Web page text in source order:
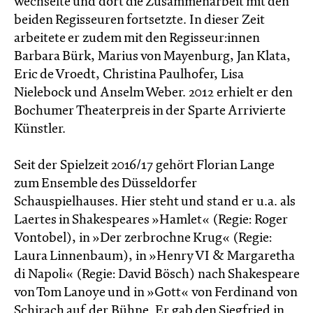
beiden Regisseuren fortsetzte. In dieser Zeit
arbeitete er zudem mit den Regisseur:innen
Barbara Bürk, Marius von Mayenburg, Jan Klata,
Eric de Vroedt, Christina Paulhofer, Lisa
Nielebock und Anselm Weber. 2012 erhielt er den
Bochumer Theaterpreis in der Sparte Arrivierte
Künstler.
Seit der Spielzeit 2016/17 gehört Florian Lange
zum Ensemble des Düsseldorfer
Schauspielhauses. Hier steht und stand er u.a. als
Laertes in Shakespeares »Hamlet« (Regie: Roger
Vontobel), in »Der zerbrochne Krug« (Regie:
Laura Linnenbaum), in »Henry VI & Margaretha
di Napoli« (Regie: David Bösch) nach Shakespeare
von Tom Lanoye und in »Gott« von Ferdinand von